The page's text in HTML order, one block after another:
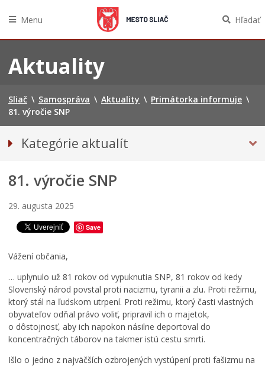
obsah
Menu Hľadať
Aktuality
Sliač \ Samospráva \ Aktuality \ Primátorka informuje \
81. výročie SNP
Kategórie aktualít
PRIMÁTORKA INFORMUJE
81. výročie SNP
29. augusta 2025
Save
Vážení občania,
… uplynulo už 81 rokov od vypuknutia SNP, 81 rokov od kedy
Slovenský národ povstal proti nacizmu, tyranii a zlu. Proti režimu,
ktorý stál na ľudskom utrpení. Proti režimu, ktorý časti vlastných
obyvateľov odňal právo voliť, pripravil ich o majetok,
o dôstojnosť, aby ich napokon násilne deportoval do
koncentračných táborov na takmer istú cestu smrti.
Išlo o jedno z najväčších ozbrojených vystúpení proti fašizmu na